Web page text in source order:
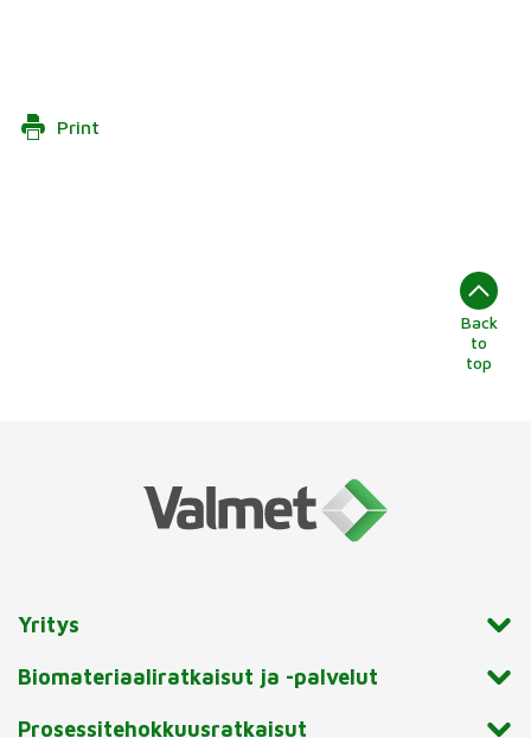
Print
Back
to
top
Yritys
Biomateriaaliratkaisut ja -palvelut
Prosessitehokkuusratkaisut